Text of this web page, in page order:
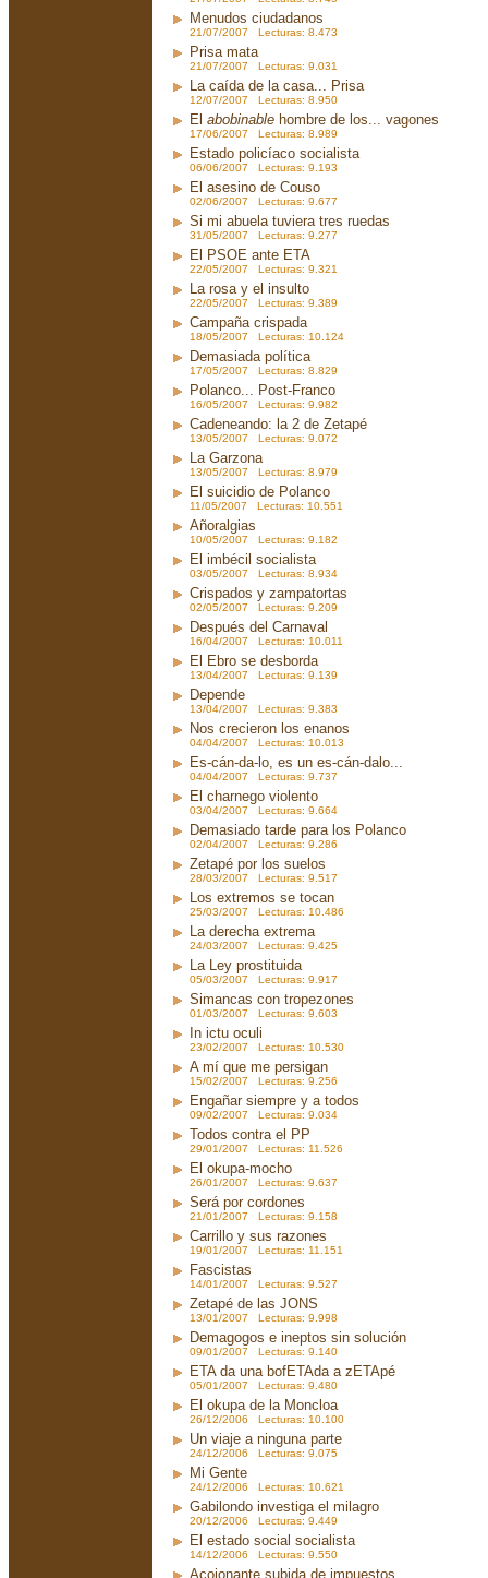
Menudos ciudadanos
21/07/2007 Lecturas: 8.473
Prisa mata
21/07/2007 Lecturas: 9.031
La caída de la casa... Prisa
12/07/2007 Lecturas: 8.950
El abobinable hombre de los... vagones
17/06/2007 Lecturas: 8.989
Estado policíaco socialista
06/06/2007 Lecturas: 9.193
El asesino de Couso
02/06/2007 Lecturas: 9.677
Si mi abuela tuviera tres ruedas
31/05/2007 Lecturas: 9.277
El PSOE ante ETA
22/05/2007 Lecturas: 9.321
La rosa y el insulto
22/05/2007 Lecturas: 9.389
Campaña crispada
18/05/2007 Lecturas: 10.124
Demasiada política
17/05/2007 Lecturas: 8.829
Polanco... Post-Franco
16/05/2007 Lecturas: 9.982
Cadeneando: la 2 de Zetapé
13/05/2007 Lecturas: 9.072
La Garzona
13/05/2007 Lecturas: 8.979
El suicidio de Polanco
11/05/2007 Lecturas: 10.551
Añoralgias
10/05/2007 Lecturas: 9.182
El imbécil socialista
03/05/2007 Lecturas: 8.934
Crispados y zampatortas
02/05/2007 Lecturas: 9.209
Después del Carnaval
16/04/2007 Lecturas: 10.011
El Ebro se desborda
13/04/2007 Lecturas: 9.139
Depende
13/04/2007 Lecturas: 9.383
Nos crecieron los enanos
04/04/2007 Lecturas: 10.013
Es-cán-da-lo, es un es-cán-dalo...
04/04/2007 Lecturas: 9.737
El charnego violento
03/04/2007 Lecturas: 9.664
Demasiado tarde para los Polanco
02/04/2007 Lecturas: 9.286
Zetapé por los suelos
28/03/2007 Lecturas: 9.517
Los extremos se tocan
25/03/2007 Lecturas: 10.486
La derecha extrema
24/03/2007 Lecturas: 9.425
La Ley prostituida
05/03/2007 Lecturas: 9.917
Simancas con tropezones
01/03/2007 Lecturas: 9.603
In ictu oculi
23/02/2007 Lecturas: 10.530
A mí que me persigan
15/02/2007 Lecturas: 9.256
Engañar siempre y a todos
09/02/2007 Lecturas: 9.034
Todos contra el PP
29/01/2007 Lecturas: 11.526
El okupa-mocho
26/01/2007 Lecturas: 9.637
Será por cordones
21/01/2007 Lecturas: 9.158
Carrillo y sus razones
19/01/2007 Lecturas: 11.151
Fascistas
14/01/2007 Lecturas: 9.527
Zetapé de las JONS
13/01/2007 Lecturas: 9.998
Demagogos e ineptos sin solución
09/01/2007 Lecturas: 9.140
ETA da una bofETAda a zETApé
05/01/2007 Lecturas: 9.480
El okupa de la Moncloa
26/12/2006 Lecturas: 10.100
Un viaje a ninguna parte
24/12/2006 Lecturas: 9.075
Mi Gente
24/12/2006 Lecturas: 10.621
Gabilondo investiga el milagro
20/12/2006 Lecturas: 9.449
El estado social socialista
14/12/2006 Lecturas: 9.550
Acojonante subida de impuestos